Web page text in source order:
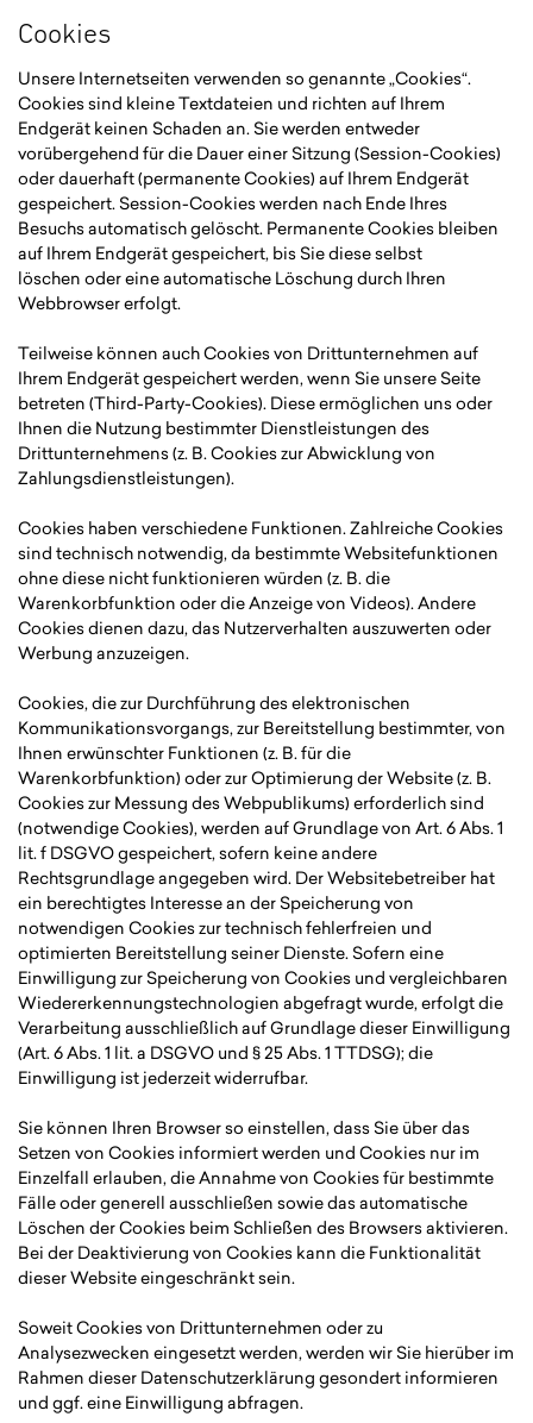
Cookies
Unsere Internetseiten verwenden so genannte „Cookies“.
Cookies sind kleine Textdateien und richten auf Ihrem
Endgerät keinen Schaden an. Sie werden entweder
vorübergehend für die Dauer einer Sitzung (Session-Cookies)
oder dauerhaft (permanente Cookies) auf Ihrem Endgerät
gespeichert. Session-Cookies werden nach Ende Ihres
Besuchs automatisch gelöscht. Permanente Cookies bleiben
auf Ihrem Endgerät gespeichert, bis Sie diese selbst
löschen oder eine automatische Löschung durch Ihren
Webbrowser erfolgt.
Teilweise können auch Cookies von Drittunternehmen auf
Ihrem Endgerät gespeichert werden, wenn Sie unsere Seite
betreten (Third-Party-Cookies). Diese ermöglichen uns oder
Ihnen die Nutzung bestimmter Dienstleistungen des
Drittunternehmens (z. B. Cookies zur Abwicklung von
Zahlungsdienstleistungen).
Cookies haben verschiedene Funktionen. Zahlreiche Cookies
sind technisch notwendig, da bestimmte Websitefunktionen
ohne diese nicht funktionieren würden (z. B. die
Warenkorbfunktion oder die Anzeige von Videos). Andere
Cookies dienen dazu, das Nutzerverhalten auszuwerten oder
Werbung anzuzeigen.
Cookies, die zur Durchführung des elektronischen
Kommunikationsvorgangs, zur Bereitstellung bestimmter, von
Ihnen erwünschter Funktionen (z. B. für die
Warenkorbfunktion) oder zur Optimierung der Website (z. B.
Cookies zur Messung des Webpublikums) erforderlich sind
(notwendige Cookies), werden auf Grundlage von Art. 6 Abs. 1
lit. f DSGVO gespeichert, sofern keine andere
Rechtsgrundlage angegeben wird. Der Websitebetreiber hat
ein berechtigtes Interesse an der Speicherung von
notwendigen Cookies zur technisch fehlerfreien und
optimierten Bereitstellung seiner Dienste. Sofern eine
Einwilligung zur Speicherung von Cookies und vergleichbaren
Wiedererkennungstechnologien abgefragt wurde, erfolgt die
Verarbeitung ausschließlich auf Grundlage dieser Einwilligung
(Art. 6 Abs. 1 lit. a DSGVO und § 25 Abs. 1 TTDSG); die
Einwilligung ist jederzeit widerrufbar.
Sie können Ihren Browser so einstellen, dass Sie über das
Setzen von Cookies informiert werden und Cookies nur im
Einzelfall erlauben, die Annahme von Cookies für bestimmte
Fälle oder generell ausschließen sowie das automatische
Löschen der Cookies beim Schließen des Browsers aktivieren.
Bei der Deaktivierung von Cookies kann die Funktionalität
dieser Website eingeschränkt sein.
Soweit Cookies von Drittunternehmen oder zu
Analysezwecken eingesetzt werden, werden wir Sie hierüber im
Rahmen dieser Datenschutzerklärung gesondert informieren
und ggf. eine Einwilligung abfragen.